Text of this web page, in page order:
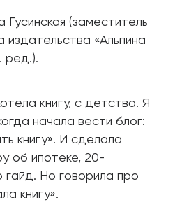
(заместитель
издательства «Альпина
ред.).
книгу, с детства. Я
начала вести блог:
книгу». И сделала
об ипотеке, 20-
гайд. Но говорила про
книгу».